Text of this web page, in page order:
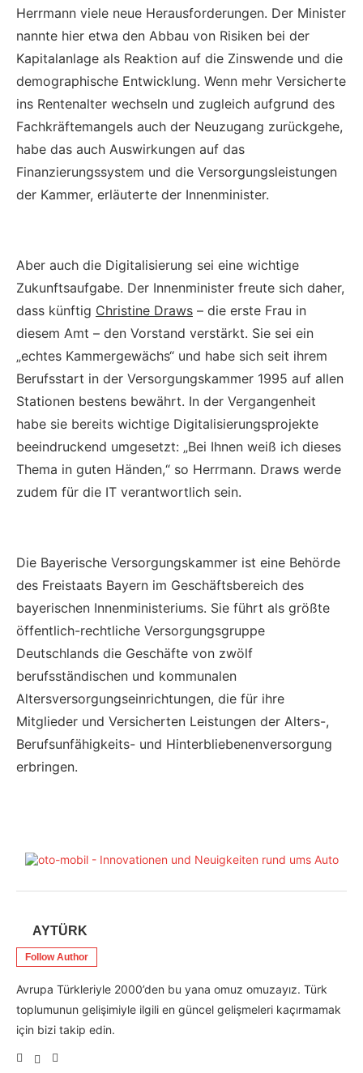
Herrmann viele neue Herausforderungen. Der Minister
nannte hier etwa den Abbau von Risiken bei der
Kapitalanlage als Reaktion auf die Zinswende und die
demographische Entwicklung. Wenn mehr Versicherte
ins Rentenalter wechseln und zugleich aufgrund des
Fachkräftemangels auch der Neuzugang zurückgehe,
habe das auch Auswirkungen auf das
Finanzierungssystem und die Versorgungsleistungen
der Kammer, erläuterte der Innenminister.
Aber auch die Digitalisierung sei eine wichtige
Zukunftsaufgabe. Der Innenminister freute sich daher,
dass künftig Christine Draws – die erste Frau in
diesem Amt – den Vorstand verstärkt. Sie sei ein
„echtes Kammergewächs“ und habe sich seit ihrem
Berufsstart in der Versorgungskammer 1995 auf allen
Stationen bestens bewährt. In der Vergangenheit
habe sie bereits wichtige Digitalisierungsprojekte
beeindruckend umgesetzt: „Bei Ihnen weiß ich dieses
Thema in guten Händen,“ so Herrmann. Draws werde
zudem für die IT verantwortlich sein.
Die Bayerische Versorgungskammer ist eine Behörde
des Freistaats Bayern im Geschäftsbereich des
bayerischen Innenministeriums. Sie führt als größte
öffentlich-rechtliche Versorgungsgruppe
Deutschlands die Geschäfte von zwölf
berufsständischen und kommunalen
Altersversorgungseinrichtungen, die für ihre
Mitglieder und Versicherten Leistungen der Alters-,
Berufsunfähigkeits- und Hinterbliebenenversorgung
erbringen.
AYTÜRK
Follow Author
Avrupa Türkleriyle 2000’den bu yana omuz omuzayız. Türk
toplumunun gelişimiyle ilgili en güncel gelişmeleri kaçırmamak
için bizi takip edin.